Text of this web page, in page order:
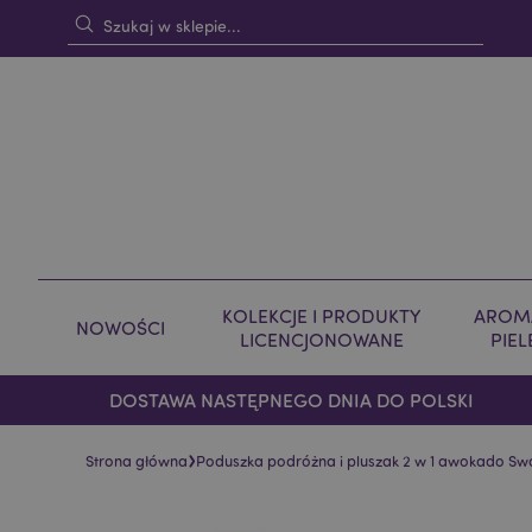
NOWOŚCI
KOLEKCJE I PRODUKTY
LICENCJONOWANE
DOSTAWA NASTĘPNEGO DNIA DO POLSKI
Strona główna›Poduszka podróżna i pluszak 2 w 1 awokado